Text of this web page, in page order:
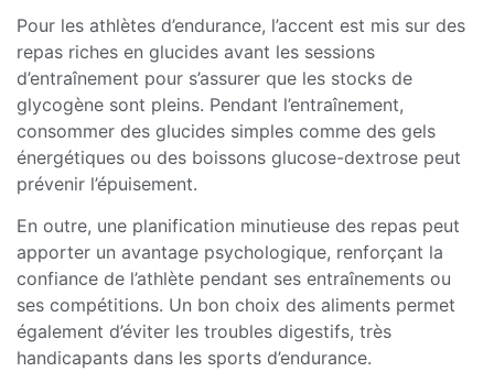
Pour les athlètes d’endurance, l’accent est mis sur des
repas riches en glucides avant les sessions
d’entraînement pour s’assurer que les stocks de
glycogène sont pleins. Pendant l’entraînement,
consommer des glucides simples comme des gels
énergétiques ou des boissons glucose-dextrose peut
prévenir l’épuisement.
En outre, une planification minutieuse des repas peut
apporter un avantage psychologique, renforçant la
confiance de l’athlète pendant ses entraînements ou
ses compétitions. Un bon choix des aliments permet
également d’éviter les troubles digestifs, très
handicapants dans les sports d’endurance.